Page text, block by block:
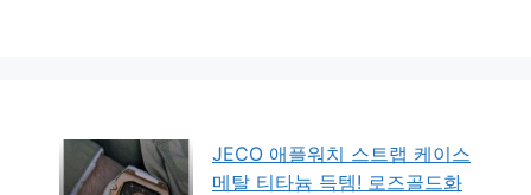
JECO 애플워치 스트랩 케이스
메탈 티타늄 득템! 로즈골드화